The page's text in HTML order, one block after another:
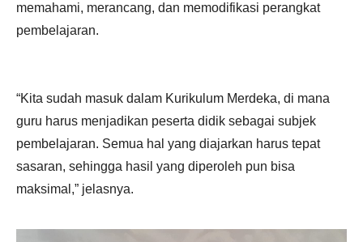
memahami, merancang, dan memodifikasi perangkat
pembelajaran.
“Kita sudah masuk dalam Kurikulum Merdeka, di mana
guru harus menjadikan peserta didik sebagai subjek
pembelajaran. Semua hal yang diajarkan harus tepat
sasaran, sehingga hasil yang diperoleh pun bisa
maksimal,” jelasnya.